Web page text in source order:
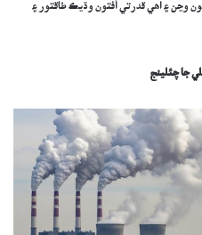
وڃن ۽ اهي قدرتي آفتون وڌيڪ طاقتور ۽
جا چئلينج